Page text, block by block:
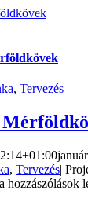
, Tervezés
, Tervezés|
a hozzászólások